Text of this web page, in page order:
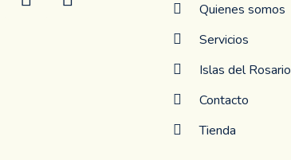
Quienes somos
Servicios
Islas del Rosario
Contacto
Tienda